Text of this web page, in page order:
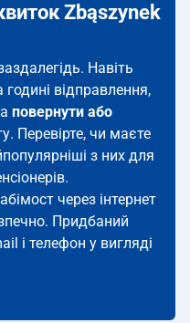
Zbąszynek
Навіть
відправлення,
повернути або
Перевірте, чи маєте
з них для
через інтернет
Придбаний
і телефон у вигляді